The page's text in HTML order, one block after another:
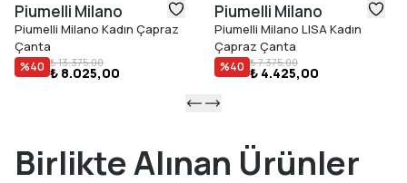
Piumelli Milano
Piumelli Milano Kadın Çapraz
Çanta
%40 ₺ 13.375,00
₺ 8.025,00
Piumelli Milano
Piumelli Milano LISA Kadın
Çapraz Çanta
%40 ₺ 7.375,00
₺ 4.425,00
Birlikte Alınan Ürünler